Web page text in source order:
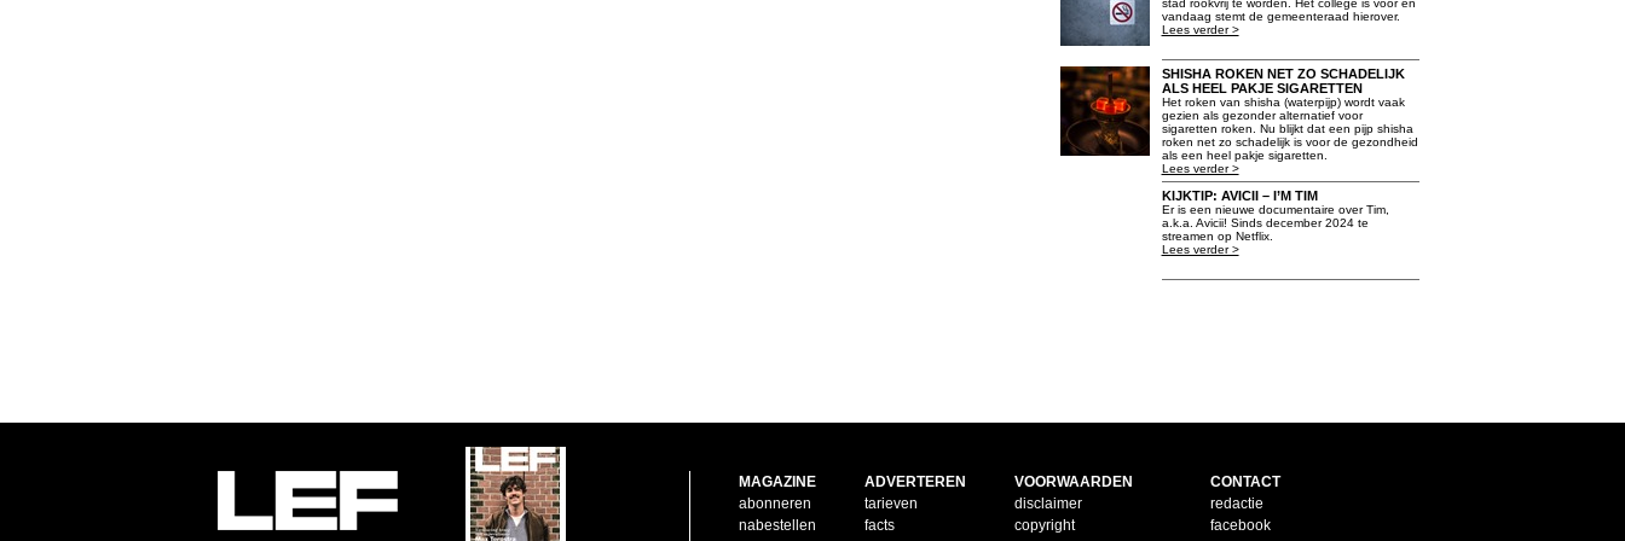
stad rookvrij te worden. Het college is voor en
vandaag stemt de gemeenteraad hierover.
Lees verder >
SHISHA ROKEN NET ZO SCHADELIJK
ALS HEEL PAKJE SIGARETTEN
Het roken van shisha (waterpijp) wordt vaak
gezien als gezonder alternatief voor
sigaretten roken. Nu blijkt dat een pijp shisha
roken net zo schadelijk is voor de gezondheid
als een heel pakje sigaretten.
Lees verder >
KIJKTIP: AVICII – I’M TIM
Er is een nieuwe documentaire over Tim,
a.k.a. Avicii! Sinds december 2024 te
streamen op Netflix.
Lees verder >
MAGAZINE
abonneren
nabestellen
ADVERTEREN
tarieven
facts
VOORWAARDEN
disclaimer
copyright
CONTACT
redactie
facebook